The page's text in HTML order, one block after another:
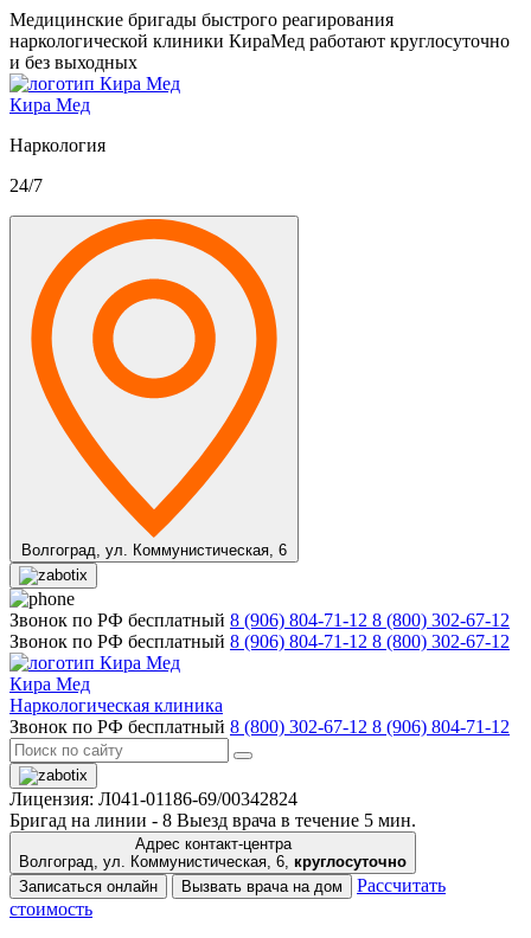
Медицинские бригады быстрого реагирования
наркологической клиники КираМед работают круглосуточно
и без выходных
Кира Мед
Наркология
24/7
Волгоград, ул. Коммунистическая, 6
Звонок по РФ бесплатный 8 (906) 804-71-12 8 (800) 302-67-12
Звонок по РФ бесплатный 8 (906) 804-71-12 8 (800) 302-67-12
Кира Мед
Наркологическая клиника
Звонок по РФ бесплатный 8 (800) 302-67-12 8 (906) 804-71-12
Лицензия: Л041-01186-69/00342824
Бригад на линии - 8 Выезд врача в течение 5 мин.
Адрес контакт-центра
Волгоград, ул. Коммунистическая, 6, круглосуточно
Записаться онлайн
Вызвать врача на дом
Рассчитать
стоимость